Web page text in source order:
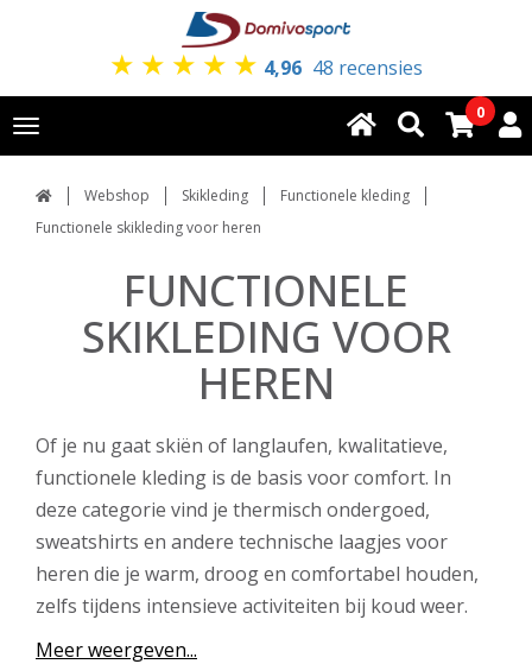
★ ★ ★ ★ ★ 4,96 48 recensies
Toggle
navigation
0
Webshop Skikleding
Functionele kleding
Functionele skikleding voor heren
FUNCTIONELE
SKIKLEDING VOOR
HEREN
Of je nu gaat skiën of langlaufen, kwalitatieve,
functionele kleding is de basis voor comfort. In
deze categorie vind je thermisch ondergoed,
sweatshirts en andere technische laagjes voor
heren die je warm, droog en comfortabel houden,
zelfs tijdens intensieve activiteiten bij koud weer.
Meer weergeven...